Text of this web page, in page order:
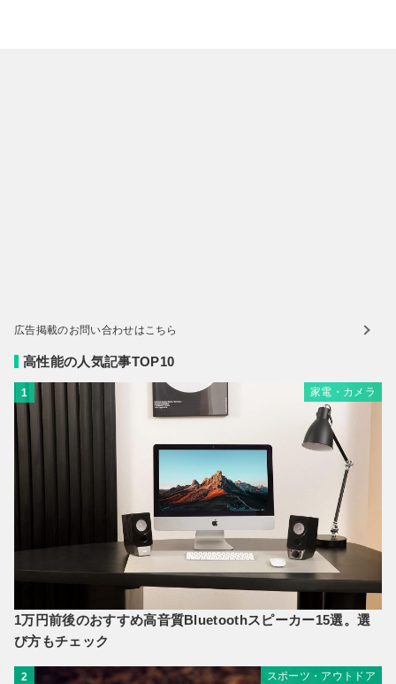
広告掲載のお問い合わせはこちら
高性能の人気記事TOP10
1 家電・カメラ
1万円前後のおすすめ高音質Bluetoothスピーカー15選。選
び方もチェック
2 スポーツ・アウトドア